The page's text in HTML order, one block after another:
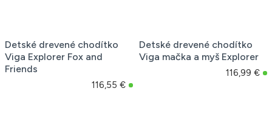
Detské drevené chodítko
Viga Explorer Fox and
Friends
116,55 €
Detské drevené chodítko
Viga mačka a myš Explorer
116,99 €